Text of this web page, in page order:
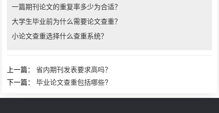
一篇期刊论文的重复率多少为合适？
大学生毕业前为什么需要论文查重？
小论文查重选择什么查重系统？
上一篇：省内期刊发表要求高吗？
下一篇：毕业论文查重包括哪些?